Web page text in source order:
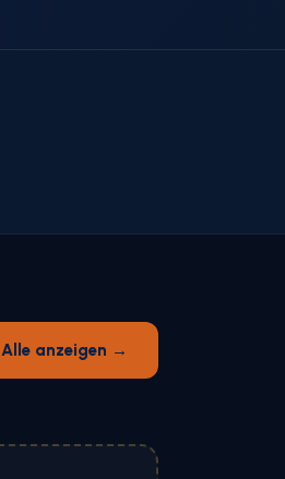
Alle anzeigen →